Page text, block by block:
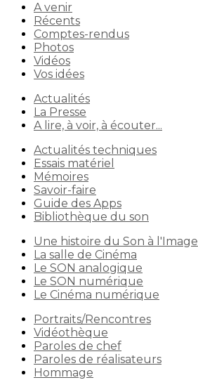
A venir
Récents
Comptes-rendus
Photos
Vidéos
Vos idées
Actualités
La Presse
A lire, à voir, à écouter...
Actualités techniques
Essais matériel
Mémoires
Savoir-faire
Guide des Apps
Bibliothèque du son
Une histoire du Son à l'Image
La salle de Cinéma
Le SON analogique
Le SON numérique
Le Cinéma numérique
Portraits/Rencontres
Vidéothèque
Paroles de chef
Paroles de réalisateurs
Hommage